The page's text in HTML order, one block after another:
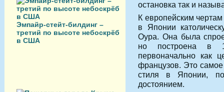
Эмпайр-стейт-билдинг –
третий по высоте небоскрёб
в США
остановка так и
К европейским
в Японии
Оура. Она была
но построена в
первоначально как
французов. Это самое
стиля в Японии,
достоянием.